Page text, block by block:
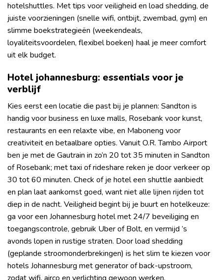
hotelshuttles. Met tips voor veiligheid en load shedding, de
juiste voorzieningen (snelle wifi, ontbijt, zwembad, gym) en
slimme boekstrategieën (weekendeals,
loyaliteitsvoordelen, flexibel boeken) haal je meer comfort
uit elk budget.
Hotel johannesburg: essentials voor je
verblijf
Kies eerst een locatie die past bij je plannen: Sandton is
handig voor business en luxe malls, Rosebank voor kunst,
restaurants en een relaxte vibe, en Maboneng voor
creativiteit en betaalbare opties. Vanuit O.R. Tambo Airport
ben je met de Gautrain in zo’n 20 tot 35 minuten in Sandton
of Rosebank; met taxi of rideshare reken je door verkeer op
30 tot 60 minuten. Check of je hotel een shuttle aanbiedt
en plan laat aankomst goed, want niet alle lijnen rijden tot
diep in de nacht. Veiligheid begint bij je buurt en hotelkeuze:
ga voor een Johannesburg hotel met 24/7 beveiliging en
toegangscontrole, gebruik Uber of Bolt, en vermijd ’s
avonds lopen in rustige straten. Door load shedding
(geplande stroomonderbrekingen) is het slim te kiezen voor
hotels Johannesburg met generator of back-upstroom,